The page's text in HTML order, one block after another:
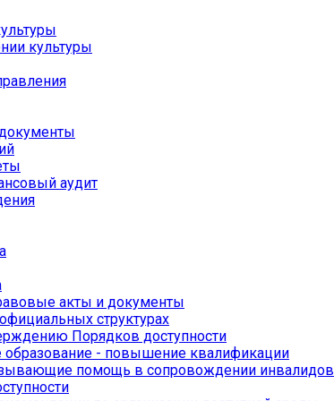
культуры
аудит
акты и документы
структурах
Порядков доступности
образование - повышение квалификации
помощь в сопровождении инвалидов